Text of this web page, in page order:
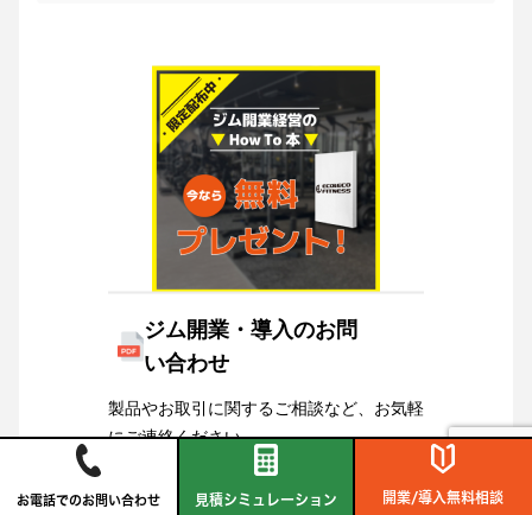
ジム開業・導入のお問
い合わせ
製品やお取引に関するご相談など、お気軽
にご連絡ください。
ジム開業経営のHow To 本もプレゼントい
たします。
お電話でのお問い合わせ 見積シミュレーション 開業/導入無料相談